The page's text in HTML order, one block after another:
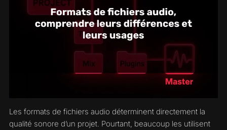
Les formats de fichiers audio déterminent directement la
qualité sonore d’un projet. Pourtant, beaucoup les utilisent